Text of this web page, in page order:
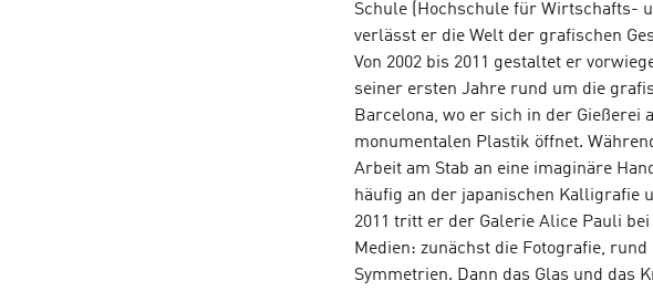
Schule (Hochschule für Wirtschafts-
verlässt er die Welt der grafischen
Von 2002 bis 2011 gestaltet er
seiner ersten Jahre rund um die
Barcelona, wo er sich in der Gießerei
monumentalen Plastik öffnet.
Arbeit am Stab an eine imaginäre
häufig an der japanischen Kalligrafie
2011 tritt er der Galerie Alice Pauli
Medien: zunächst die Fotografie,
Symmetrien. Dann das Glas und das